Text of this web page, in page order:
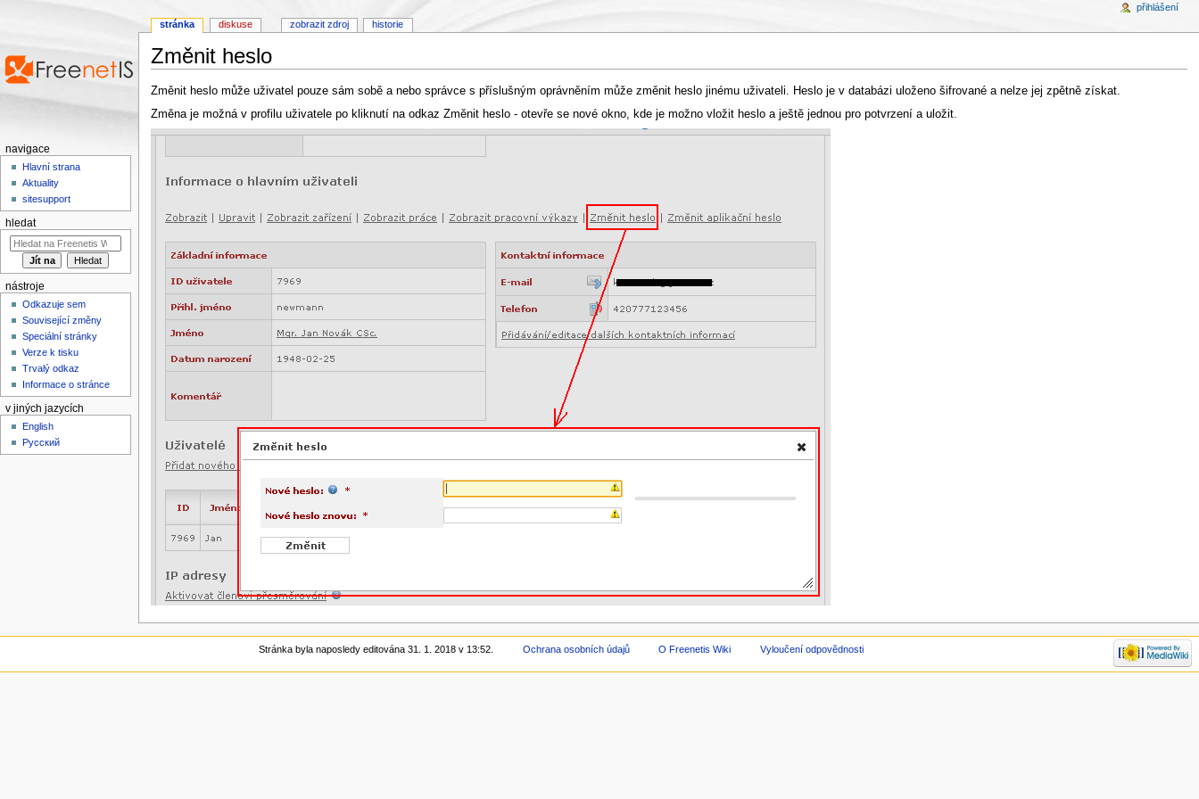
Změnit heslo
Změnit heslo může uživatel pouze sám sobě a nebo správce s příslušným oprávněním může změnit heslo jinému uživateli. Heslo je v databázi uloženo šifrované a nelze jej zpětně získat.
Změna je možná v profilu uživatele po kliknutí na odkaz Změnit heslo - otevře se nové okno, kde je možno vložit heslo a ještě jednou pro potvrzení a uložit.
stránka diskuse zobrazit zdroj historie
přihlášení
navigace
Hlavní strana
Aktuality
sitesupport
hledat
nástroje
Odkazuje sem
Související změny
Speciální stránky
Verze k tisku
Trvalý odkaz
Informace o stránce
v jiných jazycích
English
Русский
Stránka byla naposledy editována 31. 1. 2018 v 13:52. Ochrana osobních údajů O Freenetis Wiki Vyloučení odpovědnosti